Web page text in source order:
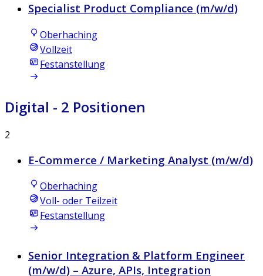
Specialist Product Compliance (m/w/d)
Oberhaching
Vollzeit
Festanstellung
Digital - 2 Positionen
2
E-Commerce / Marketing Analyst (m/w/d)
Oberhaching
Voll- oder Teilzeit
Festanstellung
Senior Integration & Platform Engineer
(m/w/d) – Azure, APIs, Integration